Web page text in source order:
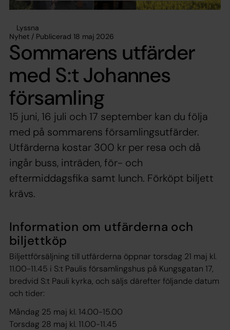
Lyssna
Nyhet / Publicerad 18 maj 2026
Sommarens utfärder
med S:t Johannes
församling
15 juni, 16 juli och 17 september kan du följa
med på sommarens församlingsutfärder.
Utfärderna kostar 300 kr per resa och då
ingår buss, inträden, för- och
eftermiddagsfika samt lunch. Förköpt biljett
krävs.
Information om utfärderna och
biljettköp
Biljettförsäljning till utfärderna öppnar torsdag 21 maj kl.
11.00-11.45 i S:t Paulis församlingshus på Kungsgatan 17,
bredvid S:t Pauli kyrka, och säljs därefter följande datum
och tider:
Måndag 25 maj kl. 14.00-15.00
Torsdag 28 maj kl. 11.00-11.45